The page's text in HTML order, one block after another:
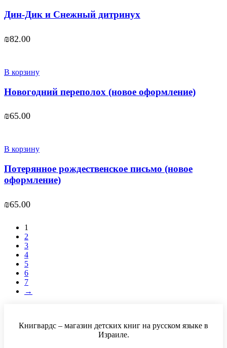
Дин-Дик и Снежный дитринух
₪82.00
В корзину
Новогодний переполох (новое оформление)
₪65.00
В корзину
Потерянное рождественское письмо (новое
оформление)
₪65.00
1
2
3
4
5
6
7
→
Книгвардс – магазин детских книг на русском языке в
Израиле.